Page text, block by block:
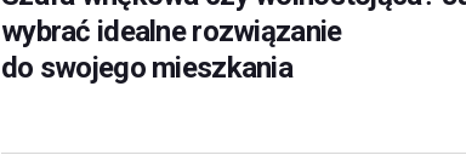
wybrać idealne rozwiązanie
do swojego mieszkania